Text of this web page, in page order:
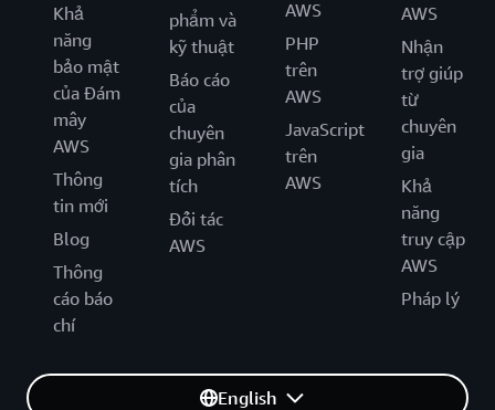
Khả
năng
bảo mật
của Đám
mây
AWS
Thông
tin mới
Blog
Thông
cáo báo
chí
phẩm và
kỹ thuật
Báo cáo
của
chuyên
gia phân
tích
Đối tác
AWS
AWS
PHP
trên
AWS
JavaScript
trên
AWS
AWS
Nhận
trợ giúp
từ
chuyên
gia
Khả
năng
truy cập
AWS
Pháp lý
English